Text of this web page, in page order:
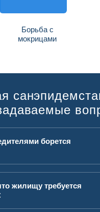
Борьба с
мокрицами
борется
жилищу требуется